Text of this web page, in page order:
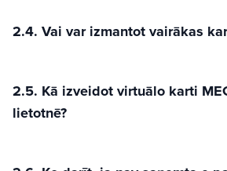
2.4. Vai var izmantot vairākas
2.5. Kā izveidot virtuālo karti
lietotnē?